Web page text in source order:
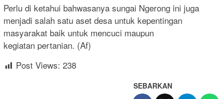
Perlu di ketahui bahwasanya sungai Ngerong ini juga
menjadi salah satu aset desa untuk kepentingan
masyarakat baik untuk mencuci maupun
kegiatan pertanian. (Af)
Post Views: 238
SEBARKAN